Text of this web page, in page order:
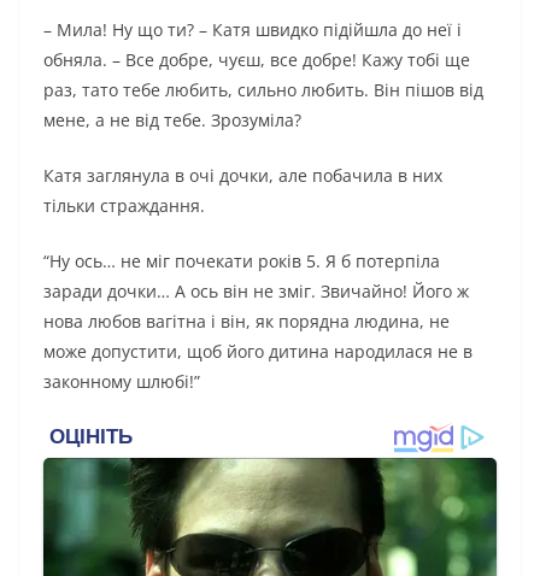
– Мила! Ну що ти? – Катя швидко підійшла до неї і
обняла. – Все добре, чуєш, все добре! Кажу тобі ще
раз, тато тебе любить, сильно любить. Він пішов від
мене, а не від тебе. Зрозуміла?
Катя заглянула в очі дочки, але побачила в них
тільки страждання.
“Ну ось… не міг почекати років 5. Я б потерпіла
заради дочки… А ось він не зміг. Звичайно! Його ж
нова любов вагітна і він, як порядна людина, не
може допустити, щоб його дитина народилася не в
законному шлюбі!”